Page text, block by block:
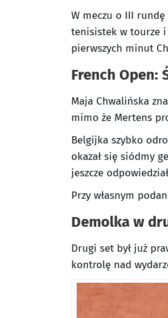
W meczu o III
tenisistek w tourze i
pierwszych minut
French Open:
Maja Chwalińska
mimo że Mertens
Belgijka szybko
okazał się siódmy
jeszcze
Przy własnym
Demolka w
Drugi set był już
kontrolę nad